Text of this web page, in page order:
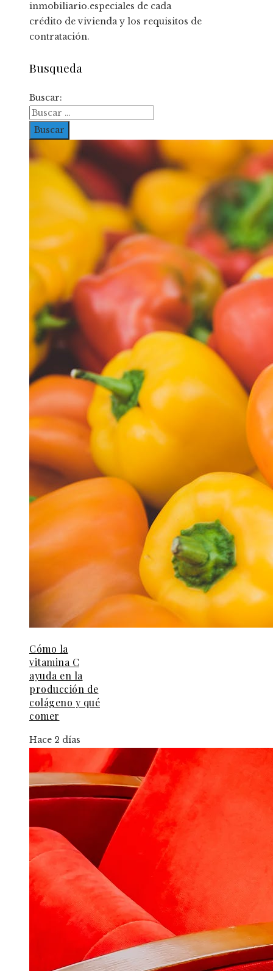
inmobiliario.especiales de cada
crédito de vivienda y los requisitos de
contratación.
Busqueda
Buscar:
Cómo la
vitamina C
ayuda en la
producción de
colágeno y qué
comer
Hace 2 días